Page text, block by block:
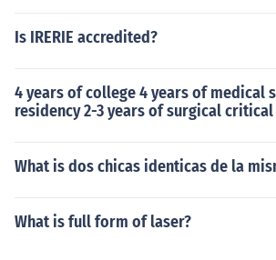
Is IRERIE accredited?
4 years of college 4 years of medical
residency 2-3 years of surgical
What is dos chicas identicas de la
What is full form of laser?